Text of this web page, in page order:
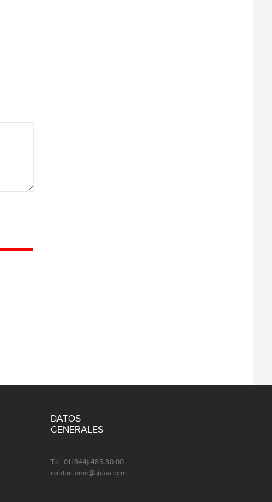
DATOS
GENERALES
Tel: 01 (844) 485 30 00
contactame@ajuaa.com